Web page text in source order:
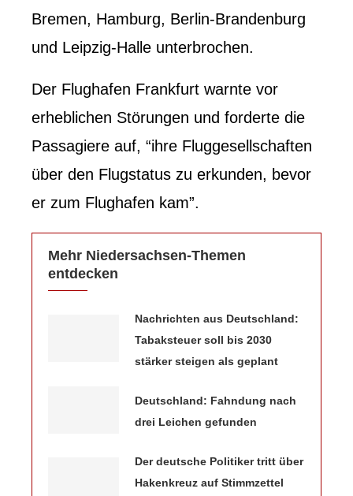
Bremen, Hamburg, Berlin-Brandenburg
und Leipzig-Halle unterbrochen.
Der Flughafen Frankfurt warnte vor
erheblichen Störungen und forderte die
Passagiere auf, “ihre Fluggesellschaften
über den Flugstatus zu erkunden, bevor
er zum Flughafen kam”.
Mehr Niedersachsen-Themen
entdecken
Nachrichten aus Deutschland:
Tabaksteuer soll bis 2030
stärker steigen als geplant
Deutschland: Fahndung nach
drei Leichen gefunden
Der deutsche Politiker tritt über
Hakenkreuz auf Stimmzettel